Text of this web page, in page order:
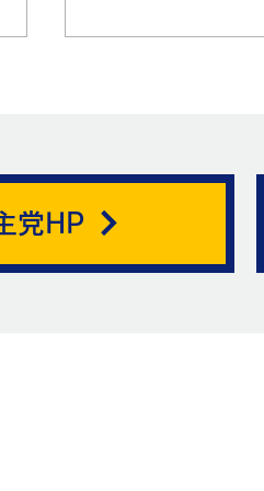
党HP